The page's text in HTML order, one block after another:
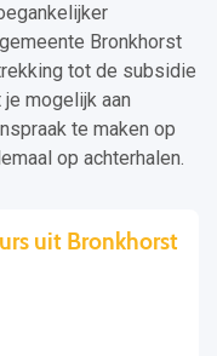
Bronkhorst
tot de subsidie
mogelijk aan
te maken op
op achterhalen.
uit Bronkhorst